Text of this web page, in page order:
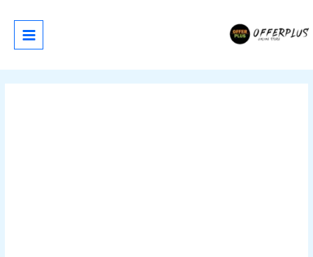
المحتوى